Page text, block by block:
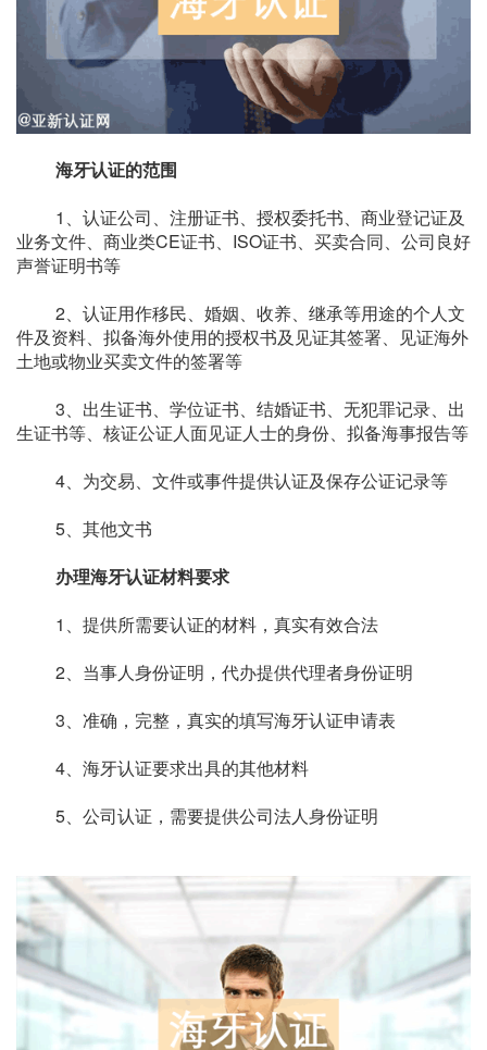
海牙认证的范围
1、认证公司、注册证书、授权委托书、商业登记证及
业务文件、商业类CE证书、ISO证书、买卖合同、公司良好
声誉证明书等
2、认证用作移民、婚姻、收养、继承等用途的个人文
件及资料、拟备海外使用的授权书及见证其签署、见证海外
土地或物业买卖文件的签署等
3、出生证书、学位证书、结婚证书、无犯罪记录、出
生证书等、核证公证人面见证人士的身份、拟备海事报告等
4、为交易、文件或事件提供认证及保存公证记录等
5、其他文书
办理海牙认证材料要求
1、提供所需要认证的材料，真实有效合法
2、当事人身份证明，代办提供代理者身份证明
3、准确，完整，真实的填写海牙认证申请表
4、海牙认证要求出具的其他材料
5、公司认证，需要提供公司法人身份证明